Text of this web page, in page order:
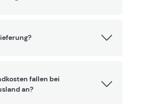
fallen bei
an?